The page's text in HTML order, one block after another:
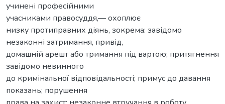
учинені професійними
учасниками правосуддя,— охоплює
низку протиправних діянь, зокрема: завідомо
незаконні затримання, привід,
домашній арешт або тримання під вартою; притягнення
завідомо невинного
до кримінальної відповідальності; примус до давання
показань; порушення